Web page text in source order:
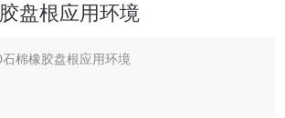
盘根应用环境
棉橡胶盘根应用环境